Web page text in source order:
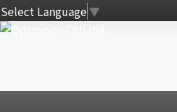
Select Language▼